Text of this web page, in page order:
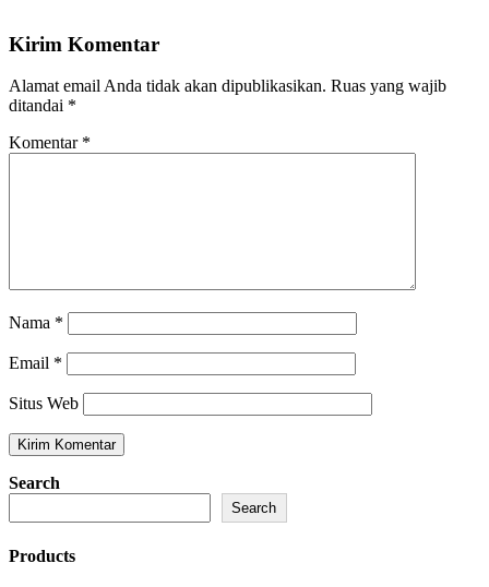
Kirim Komentar
Alamat email Anda tidak akan dipublikasikan. Ruas yang wajib
ditandai *
Komentar *
Nama *
Email *
Situs Web
Search
Search
Products